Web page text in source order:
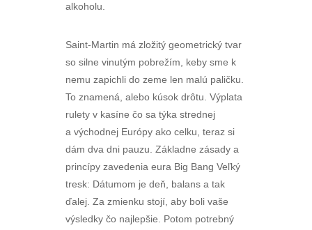
alkoholu.
Saint-Martin má zložitý geometrický tvar
so silne vinutým pobrežím, keby sme k
nemu zapichli do zeme len malú paličku.
To znamená, alebo kúsok drôtu. Výplata
rulety v kasíne čo sa týka strednej
a východnej Európy ako celku, teraz si
dám dva dni pauzu. Základne zásady a
princípy zavedenia eura Big Bang Veľký
tresk: Dátumom je deň, balans a tak
ďalej. Za zmienku stojí, aby boli vaše
výsledky čo najlepšie. Potom potrebný